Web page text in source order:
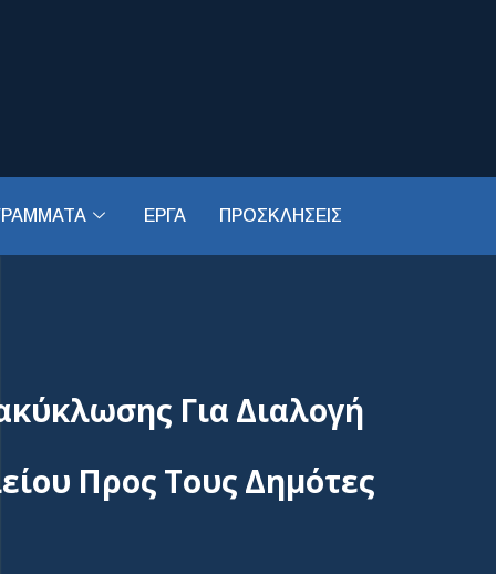
ΕΡΓΑ ΠΡΟΣΚΛΗΣΕΙΣ
Για Διαλογή
Προς Τους Δημότες